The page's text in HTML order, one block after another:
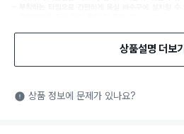
상품설명 더보기
상품 정보에 문제가 있나요?